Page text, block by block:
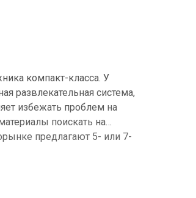
компакт-класса. У
развлекательная система,
избежать проблем на
поискать на
предлагают 5- или 7-